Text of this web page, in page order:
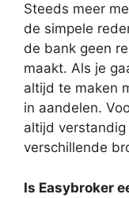
Steeds meer
de simpele
de bank geen
maakt. Als je
altijd te maken
in aandelen.
altijd
verschillende
Is Easybroker